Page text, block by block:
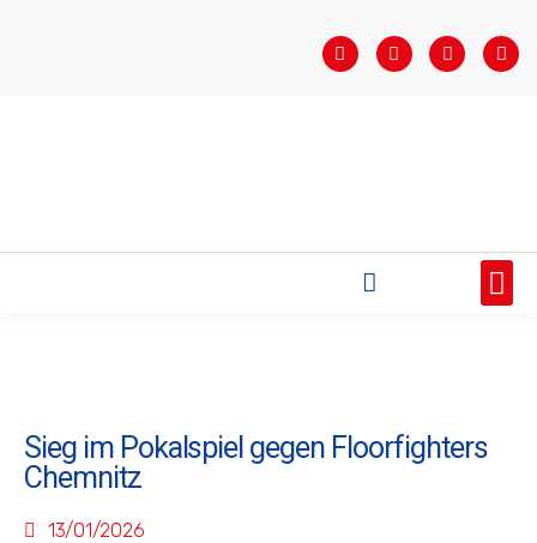
Sieg im Pokalspiel gegen Floorfighters
Chemnitz
13/01/2026